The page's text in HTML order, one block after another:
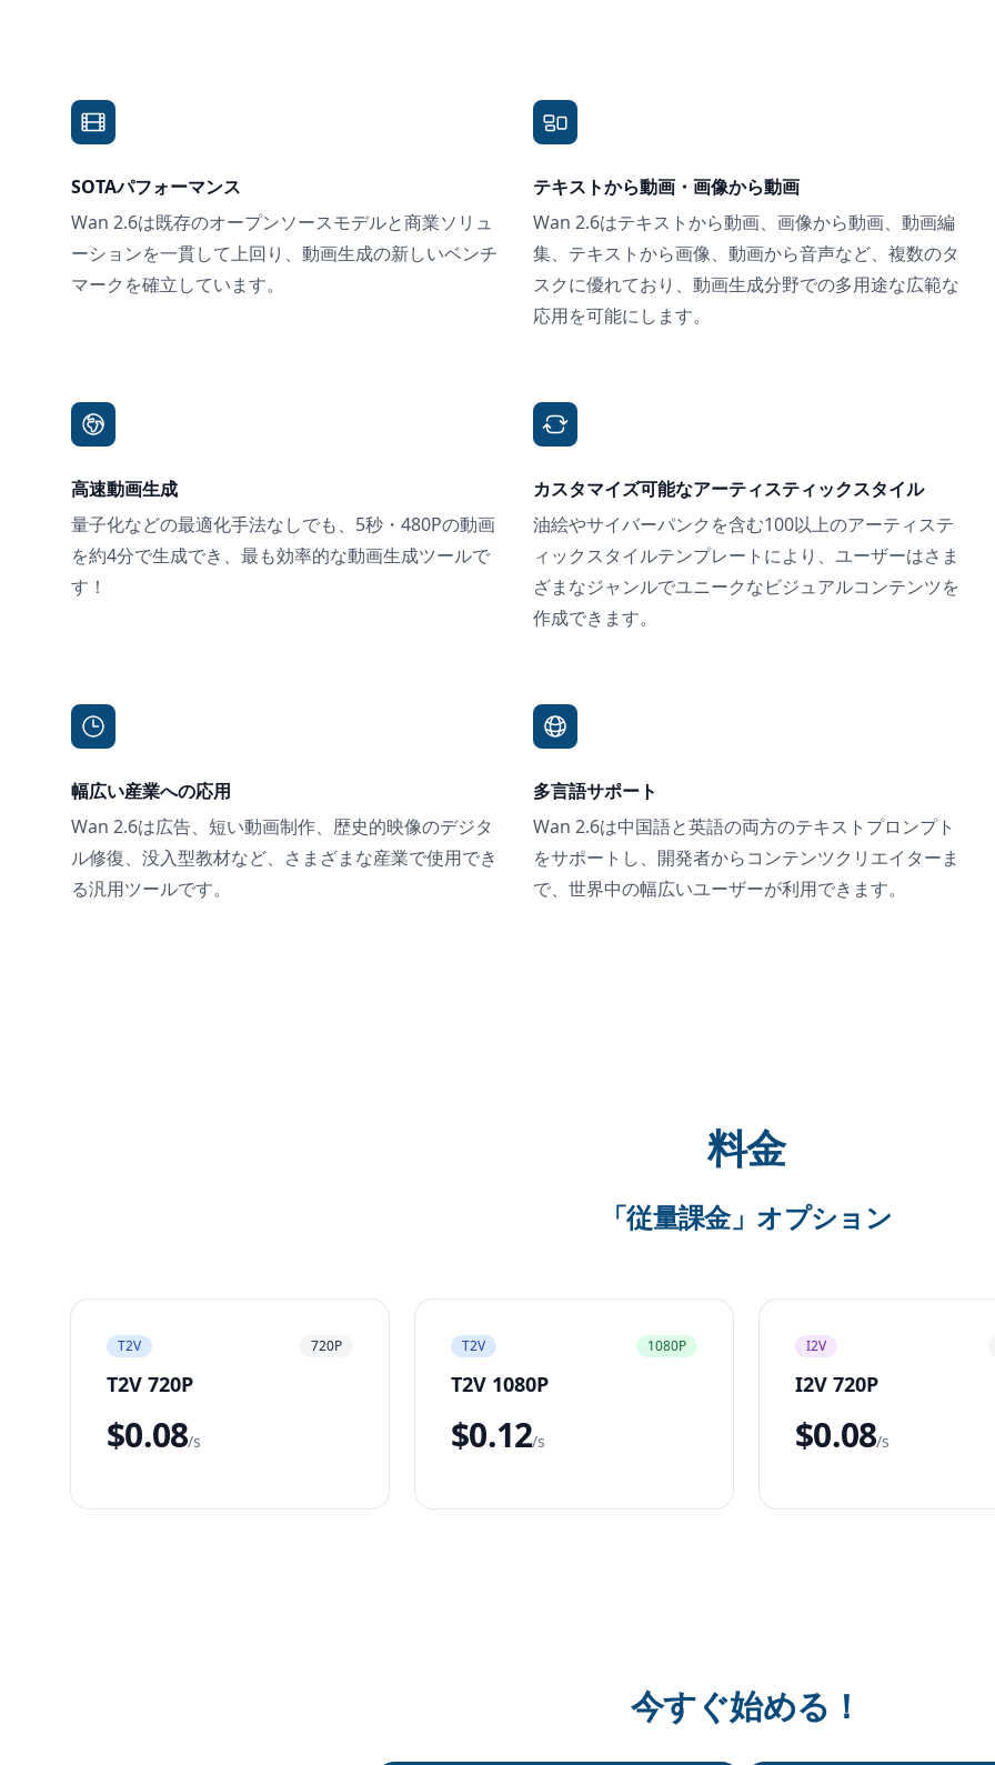
SOTAパフォーマンス
Wan 2.6は既存のオープンソースモデルと商業ソリュ
ーションを一貫して上回り、動画生成の新しいベンチ
マークを確立しています。
テキストから動画・画像から動画
Wan 2.6はテキストから動画、画像から動画、動画編
集、テキストから画像、動画から音声など、複数のタ
スクに優れており、動画生成分野での多用途な広範な
応用を可能にします。
高速動画生成
量子化などの最適化手法なしでも、5秒・480Pの動画
を約4分で生成でき、最も効率的な動画生成ツールで
す！
カスタマイズ可能なアーティスティックスタイル
油絵やサイバーパンクを含む100以上のアーティステ
ィックスタイルテンプレートにより、ユーザーはさま
ざまなジャンルでユニークなビジュアルコンテンツを
作成できます。
幅広い産業への応用
Wan 2.6は広告、短い動画制作、歴史的映像のデジタ
ル修復、没入型教材など、さまざまな産業で使用でき
る汎用ツールです。
多言語サポート
Wan 2.6は中国語と英語の両方のテキストプロンプト
をサポートし、開発者からコンテンツクリエイターま
で、世界中の幅広いユーザーが利用できます。
料金
「従量課金」オプション
T2V 720P
T2V 720P
$0.08/s
T2V 1080P
T2V 1080P
$0.12/s
I2V
I2V 720P
$0.08/s
今すぐ始める！